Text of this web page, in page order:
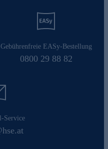
Gebührenfreie EASy-Bestellung
0800 29 88 82
Service